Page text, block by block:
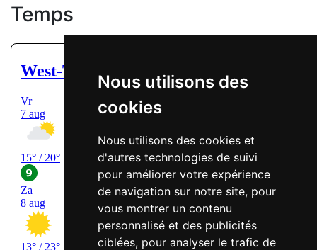
Nous utilisons des
cookies
Nous utilisons des cookies et
d'autres technologies de suivi
pour améliorer votre expérience
de navigation sur notre site, pour
vous montrer un contenu
personnalisé et des publicités
ciblées, pour analyser le trafic de
Temps